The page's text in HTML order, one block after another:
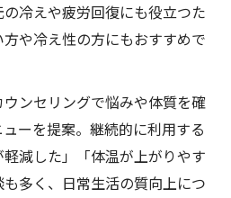
冷えや疲労回復にも役立つた
や冷え性の方にもおすすめで
ンセリングで悩みや体質を確
ーを提案。継続的に利用する
減した」「体温が上がりやす
多く、日常生活の質向上につ